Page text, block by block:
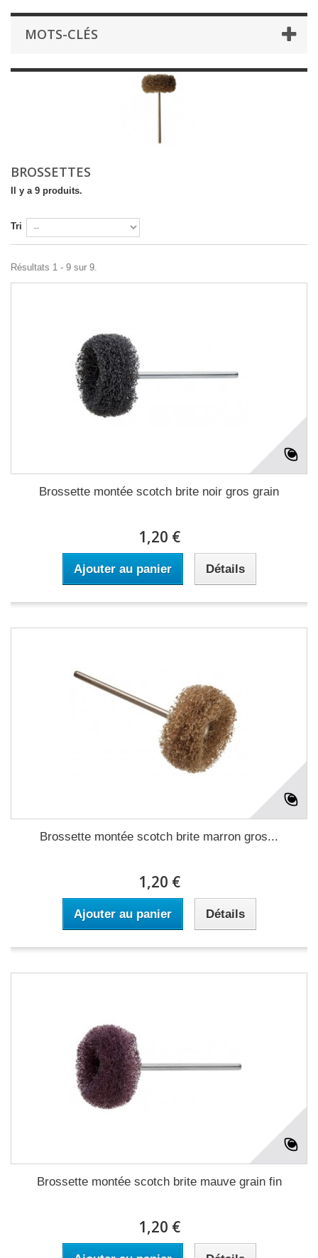
MOTS-CLÉS
BROSSETTES
Il y a 9 produits.
Tri
Résultats 1 - 9 sur 9.
Brossette montée scotch brite noir gros grain
1,20 €
Ajouter au panier Détails
Brossette montée scotch brite marron gros...
1,20 €
Ajouter au panier Détails
Brossette montée scotch brite mauve grain fin
1,20 €